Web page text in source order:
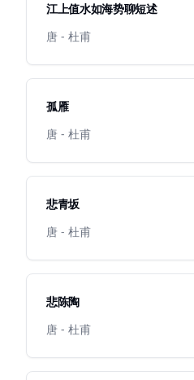
江上值水如海势聊短述
唐 - 杜甫
孤雁
唐 - 杜甫
悲青坂
唐 - 杜甫
悲陈陶
唐 - 杜甫